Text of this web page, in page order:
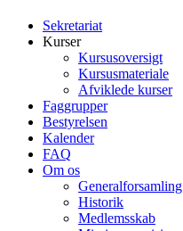
Sekretariat
Kurser
Kursusoversigt
Kursusmateriale
Afviklede kurser
Faggrupper
Bestyrelsen
Kalender
FAQ
Om os
Generalforsamling
Historik
Medlemsskab